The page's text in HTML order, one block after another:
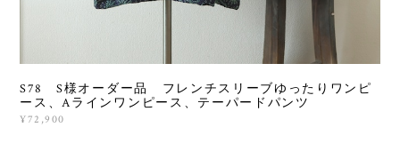
S78 S様オーダー品 フレンチスリーブゆったりワンピ
ース、Aラインワンピース、テーパードパンツ
¥72,900